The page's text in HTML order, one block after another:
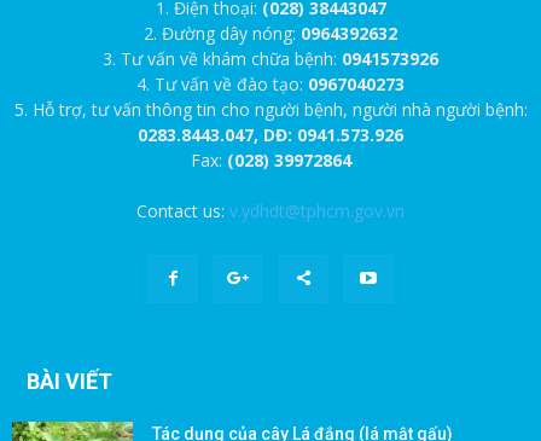
1. Điện thoại: (028) 38443047
2. Đường dây nóng: 0964392632
3. Tư vấn về khám chữa bệnh: 0941573926
4. Tư vấn về đào tạo: 0967040273
5. Hỗ trợ, tư vấn thông tin cho người bệnh, người nhà người bệnh:
0283.8443.047, DĐ: 0941.573.926
Fax: (028) 39972864
Contact us: v.ydhdt@tphcm.gov.vn
BÀI VIẾT
Tác dụng của cây Lá đắng (lá mật gấu)